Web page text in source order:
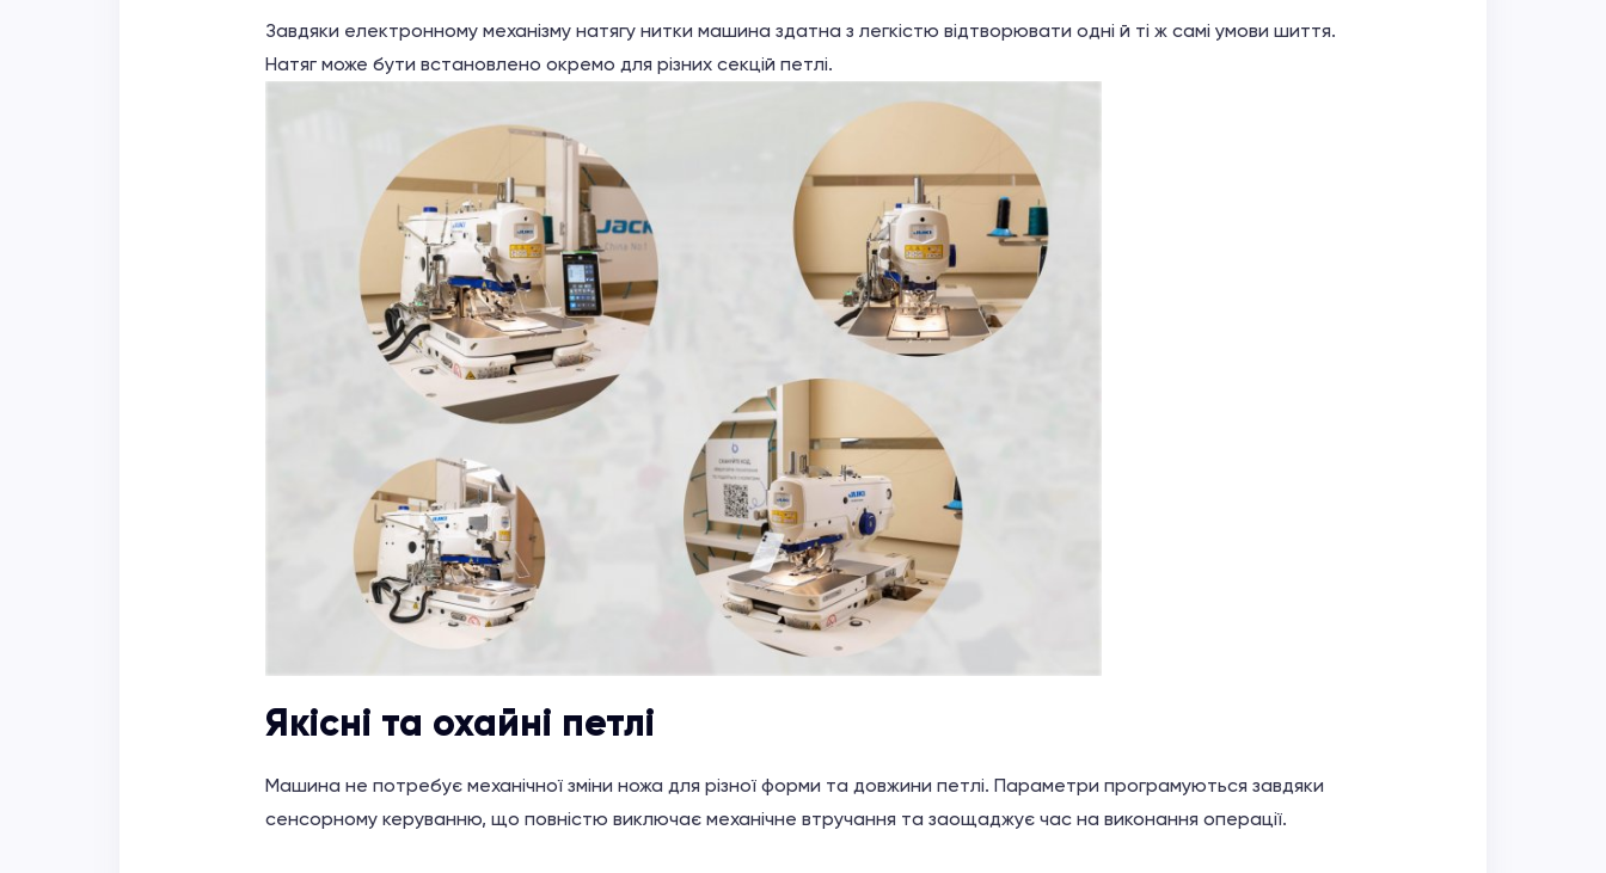
Завдяки електронному механізму натягу нитки машина здатна з легкістю відтворювати одні й ті ж самі умови шиття.
Натяг може бути встановлено окремо для різних секцій петлі.
Якісні та охайні петлі
Машина не потребує механічної зміни ножа для різної форми та довжини петлі. Параметри програмуються завдяки
сенсорному керуванню, що повністю виключає механічне втручання та заощаджує час на виконання операції.